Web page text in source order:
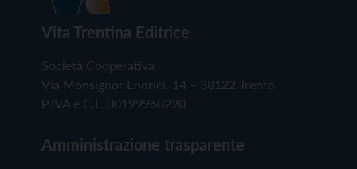
Vita Trentina Editrice
Società Cooperativa
Via Monsignor Endrici, 14 – 38122 Trento
P.IVA e C.F. 00199960220
Amministrazione trasparente